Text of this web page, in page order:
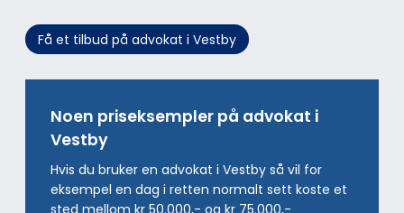
Få et tilbud på advokat i Vestby
Noen priseksempler på advokat i
Vestby
Hvis du bruker en advokat i Vestby så vil for
eksempel en dag i retten normalt sett koste et
sted mellom kr 50.000,- og kr 75.000,-